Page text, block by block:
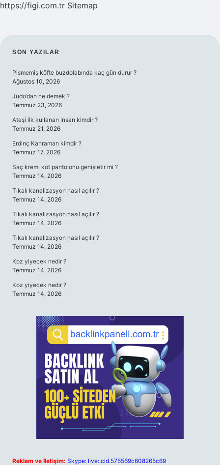
https://figi.com.tr Sitemap
SIDEBAR
SON YAZILAR
Pismemiş köfte buzdolabında kaç gün durur ?
Ağustos 10, 2026
Judo’dan ne demek ?
Temmuz 23, 2026
Ateşi ilk kullanan insan kimdir ?
Temmuz 21, 2026
Erdinç Kahraman kimdir ?
Temmuz 17, 2026
Saç kremi kot pantolonu genişletir mi ?
Temmuz 14, 2026
Tıkalı kanalizasyon nasıl açılır ?
Temmuz 14, 2026
Tıkalı kanalizasyon nasıl açılır ?
Temmuz 14, 2026
Tıkalı kanalizasyon nasıl açılır ?
Temmuz 14, 2026
Koz yiyecek nedir ?
Temmuz 14, 2026
Koz yiyecek nedir ?
Temmuz 14, 2026
Reklam ve İletişim: Skype: live:.cid.575569c608265c69